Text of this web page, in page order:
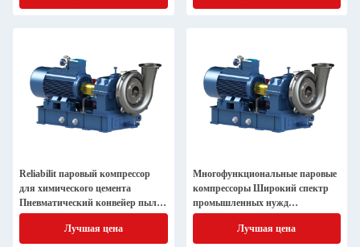
Reliabilit паровый компрессор
для химического цемента
Пневматический конвейер пыли
для дистилляции Большой
вентиляторЛучшая цена
Многофункциональные паровые
компрессоры Широкий спектр
промышленных нужд
Механическое паровое сжатие
Лучшая цена